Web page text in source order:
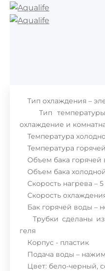
Тип охлаждения –
Тип температуры
охлаждение и
Температура
Температура
Объем бака горячей
Объем бака
Скорость нагрева – 5
Скорость
Бак горячей воды –
Трубки сделаны из
геля
Корпус - пластик
Подача воды –
Цвет: бело-черный,